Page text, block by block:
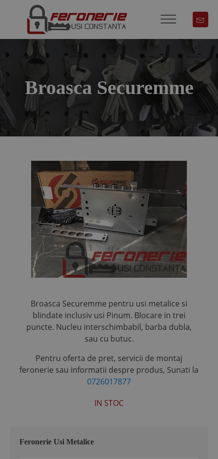
Broasca Securemme
Feronerie Usi Metalice
Broasca Securemme pentru usi metalice si
blindate inclusiv usi Pinum. Blocare in trei
puncte. Nucleu interschimbabil, barba dubla,
sau cu butuc.
Pentru oferta de pret, servicii de montaj
feronerie sau informatii despre produs, Sunati la
0726017877
IN STOC